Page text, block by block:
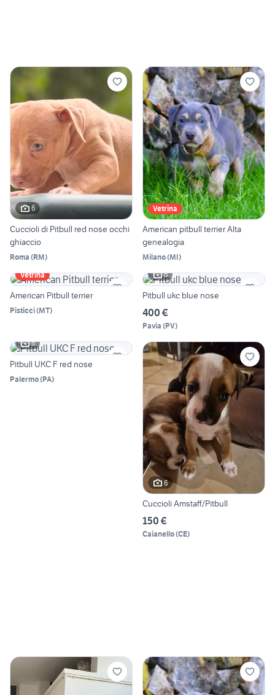
6
Cuccioli di Pitbull red nose occhi
ghiaccio
Roma (RM)
Vetrina
American pitbull terrier Alta
genealogia
Milano(MI)
Vetrina
American Pitbull terrier
Pisticci(MT)
6
Pitbull ukc blue nose
400 €
Pavia (PV)
6
Pitbull UKC F red nose
Palermo(PA)
6
Cuccioli Amstaff/Pitbull
150 €
Caianello(CE)